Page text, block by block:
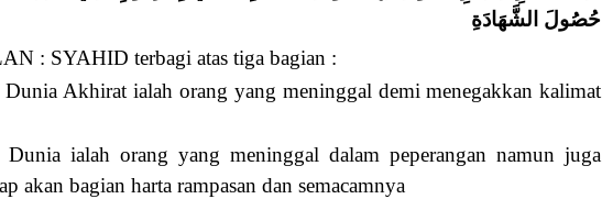
حُصُولَ الشَّهَادَةِ
: SYAHID terbagi atas tiga bagian :
Dunia Akhirat ialah orang yang meninggal demi menegakkan kalimat
Dunia ialah orang yang meninggal dalam peperangan namun juga
akan bagian harta rampasan dan semacamnya